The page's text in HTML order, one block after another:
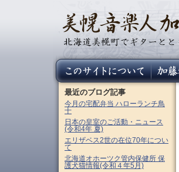
最近のブログ記事
今月の宅配弁当 ハローランチ鳥
十
日本の皇室のご活動・ニュース
(令和4年 夏)
エリザベス2世の在位70年につい
て
北海道オホーツク管内保健所 保
護犬猫情報(令和４年5月)